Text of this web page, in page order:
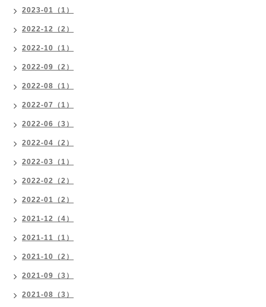
2023-01（1）
2022-12（2）
2022-10（1）
2022-09（2）
2022-08（1）
2022-07（1）
2022-06（3）
2022-04（2）
2022-03（1）
2022-02（2）
2022-01（2）
2021-12（4）
2021-11（1）
2021-10（2）
2021-09（3）
2021-08（3）